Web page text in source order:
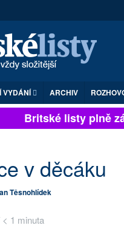
VYDÁNÍ ARCHIV
Britské listy plně
v děcáku
Těsnohlídek
1 minuta